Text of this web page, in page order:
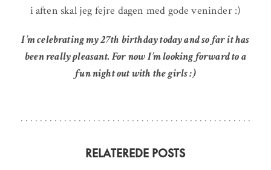
i aften skal jeg fejre dagen med gode veninder :)
I’m celebrating my 27th birthday today and so far it has
been really pleasant. For now I’m looking forward to a
fun night out with the girls :)
RELATEREDE POSTS